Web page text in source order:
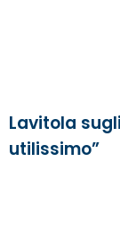
Lavitola
utilissimo”